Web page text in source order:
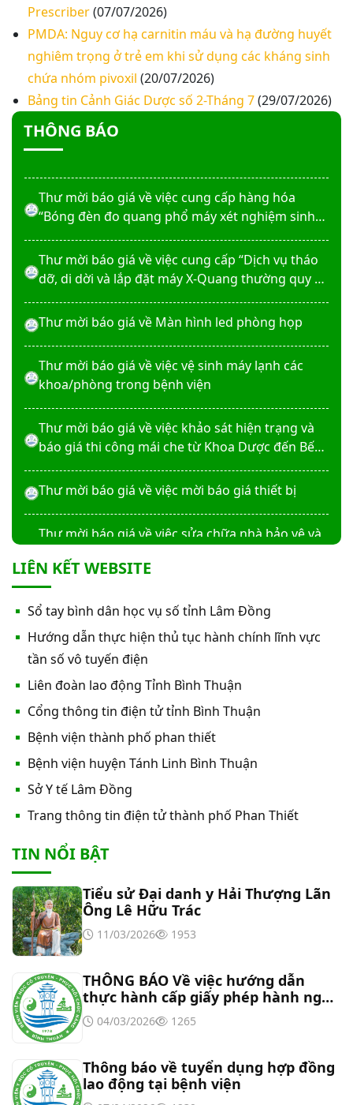
Prescriber(07/07/2026)
PMDA: Nguy cơ hạ carnitin máu và hạ đường huyết
nghiêm trọng ở trẻ em khi sử dụng các kháng sinh
chứa nhóm pivoxil (20/07/2026)
Bảng tin Cảnh Giác Dược số 2-Tháng 7(29/07/2026)
THÔNG BÁO
Thư mời báo giá sửa chữa máy nước nóng tấm
phẵng
Thư mời báo giá về việc In bìa hồ sơ bệnh án, Sổ
y bạ năm 2026
Thư mời báo giá về việc cung cấp dịch vụ “Bảo
hiểm cháy, nổ bắt buộc năm 2026"
Thư mời báo giá về việc cung cấp hàng hóa
“Bóng đèn đo quang phổ máy xét nghiệm sinh
Thư mời báo giá về việc cung cấp “Dịch vụ tháo
dỡ, di dời và lắp đặt máy X-Quang thường quy và
Thư mời báo giá về Màn hình led phòng họp
Thư mời báo giá về việc vệ sinh máy lạnh các
khoa/phòng trong bệnh viện
Thư mời báo giá về việc khảo sát hiện trạng và
báo giá thi công mái che từ Khoa Dược đến Bếp
Thư mời báo giá về việc mời báo giá thiết bị
Thư mời báo giá về việc sửa chữa nhà bảo vệ và
phẵng
Thư mời báo giá về việc In bìa hồ sơ bệnh án, Sổ
y bạ năm 2026
Thư mời báo giá về việc cung cấp dịch vụ “Bảo
hiểm cháy, nổ bắt buộc năm 2026"
Thư mời báo giá về việc cung cấp hàng hóa
“Bóng đèn đo quang phổ máy xét nghiệm sinh
hóa Erba XL-200 (LAMP-ASSY)
Thư mời báo giá về việc cung cấp “Dịch vụ tháo
dỡ, di dời và lắp đặt máy X-Quang thường quy và
kỹ thuật số”
Thư mời báo giá về Màn hình led phòng họp
Thư mời báo giá về việc vệ sinh máy lạnh các
khoa/phòng trong bệnh viện
Thư mời báo giá về việc khảo sát hiện trạng và
báo giá thi công mái che từ Khoa Dược đến Bếp
Thư mời báo giá về việc mời báo giá thiết bị
LIÊN KẾT WEBSITE
Sổ tay bình dân học vụ số tỉnh Lâm Đồng
Hướng dẫn thực hiện thủ tục hành chính lĩnh vực
tần số vô tuyến điện
Liên đoàn lao động Tỉnh Bình Thuận
Cổng thông tin điện tử tỉnh Bình Thuận
Bệnh viện thành phố phan thiết
Bệnh viện huyện Tánh Linh Bình Thuận
Sở Y tế Lâm Đồng
Trang thông tin điện tử thành phố Phan Thiết
TIN NỔI BẬT
Tiểu sử Đại danh y Hải Thượng Lãn
Ông Lê Hữu Trác
11/03/2026 1953
THÔNG BÁO Về việc hướng dẫn
thực hành cấp giấy phép hành nghề
đối với chức danh Bác sĩ YHCT, Y sĩ
YHCT
04/03/2026 1265
Thông báo về tuyển dụng hợp đồng
lao động tại bệnh viện